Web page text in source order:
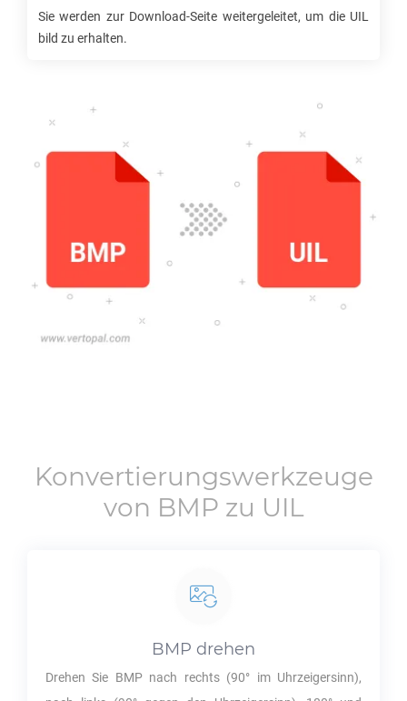
Sie werden zur Download-Seite weitergeleitet, um die UIL
bild zu erhalten.
Konvertierungswerkzeuge
von BMP zu UIL
BMP drehen
Drehen Sie BMPnach rechts (90° im Uhrzeigersinn),